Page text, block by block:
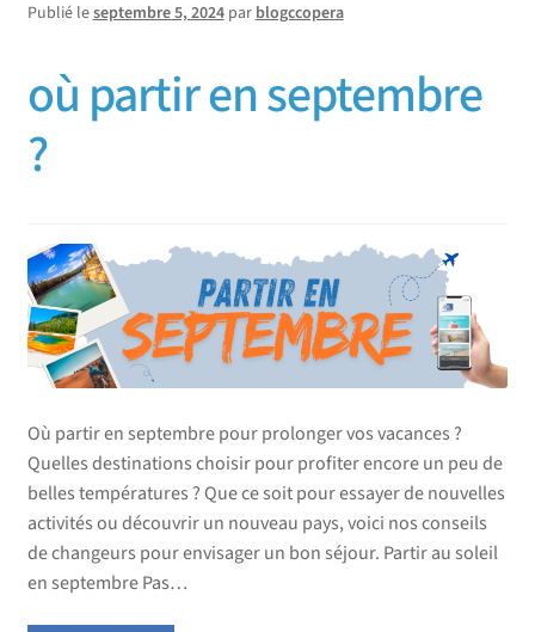
enfant
le
menu
SERVICE CLIENT
Ouvrir
Publié leseptembre 5, 2024 parblogccopera
où partir en septembre
?
Où partir en septembre pour prolonger vos vacances ?
Quelles destinations choisir pour profiter encore un peu de
belles températures ? Que ce soit pour essayer de nouvelles
activités ou découvrir un nouveau pays, voici nos conseils
de changeurs pour envisager un bon séjour. Partir au soleil
en septembre Pas…